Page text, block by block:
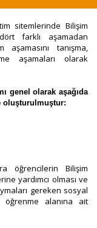
sitemlerinde Bilişim
dört farklı aşamadan
tanışma,
aşamaları olarak
genel olarak aşağıda
oluşturulmuştur:
öğrencilerin Bilişim
yardımcı olması ve
gereken sosyal
alanına ait